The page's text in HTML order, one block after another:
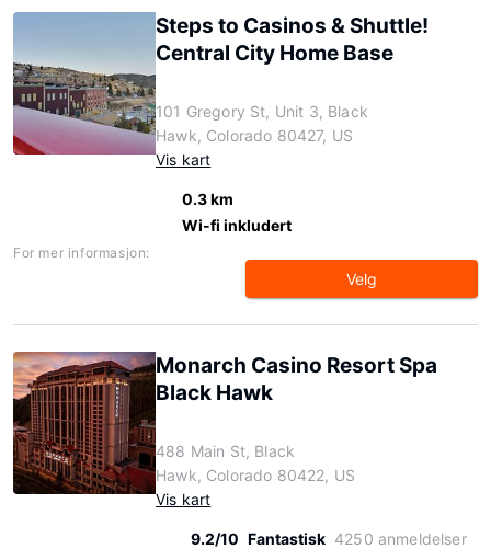
Steps to Casinos & Shuttle!
Central City Home Base
101 Gregory St, Unit 3, Black
Hawk, Colorado 80427, US
Vis kart
0.3 km
Wi-fi inkludert
For mer informasjon:
Velg
Monarch Casino Resort Spa
Black Hawk
488 Main St, Black
Hawk, Colorado 80422, US
Vis kart
9.2/10 Fantastisk 4250 anmeldelser